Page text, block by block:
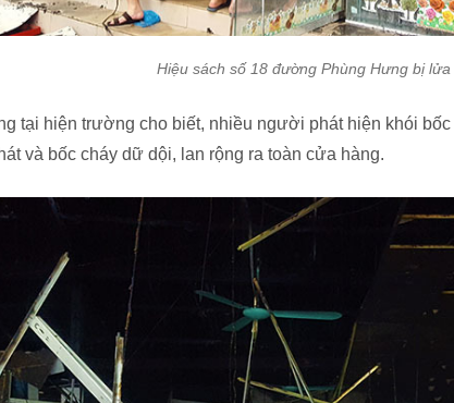
Hiệu sách số 18 đường Phùng Hưng bị lửa
tại hiện trường cho biết, nhiều người phát hiện khói
và bốc cháy dữ dội, lan rộng ra toàn cửa hàng.